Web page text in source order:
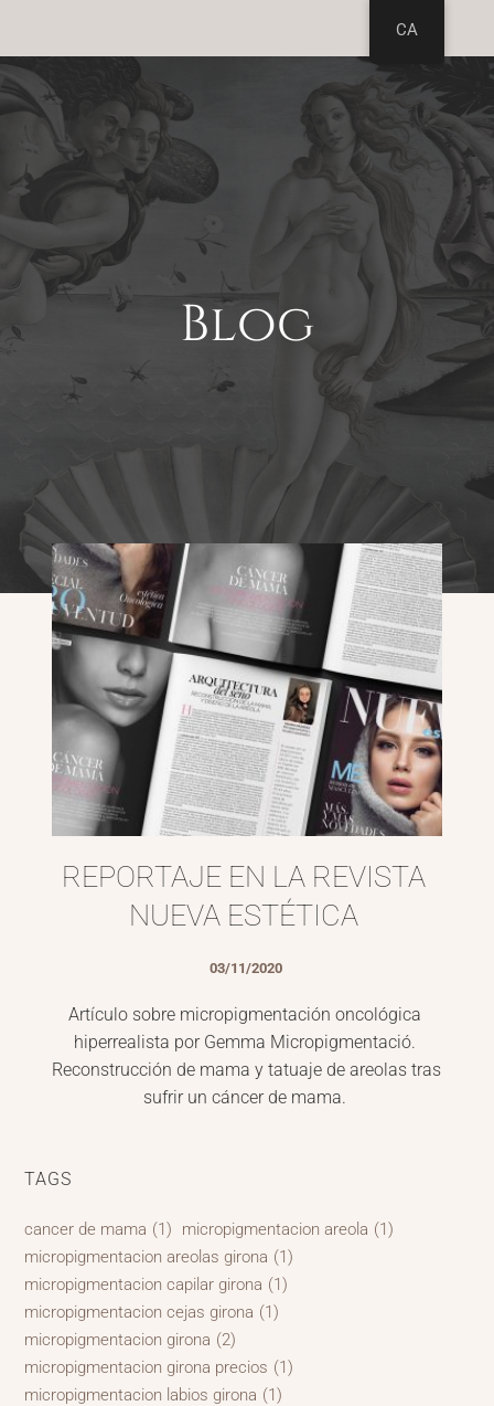
Blog
REPORTAJE EN LA REVISTA
NUEVA ESTÉTICA
03/11/2020
Artículo sobre micropigmentación oncológica
hiperrealista por Gemma Micropigmentació.
Reconstrucción de mama y tatuaje de areolas tras
sufrir un cáncer de mama.
TAGS
cancer de mama (1) micropigmentacion areola (1)
micropigmentacion areolas girona (1)
micropigmentacion capilar girona (1)
micropigmentacion cejas girona (1)
micropigmentacion girona (2)
micropigmentacion girona precios (1)
micropigmentacion labios girona (1)
CA